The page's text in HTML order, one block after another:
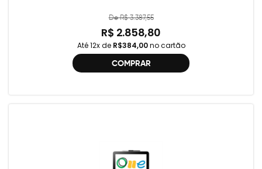
De R$ 3.387,55
R$ 2.858,80
Até 12x de R$384,00no cartão
COMPRAR